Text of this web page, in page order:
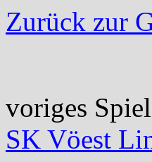
Zurück zur
voriges
SK Vöest